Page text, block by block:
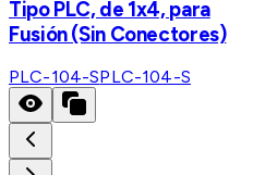
Tipo PLC, de 1x4, para
Fusión (Sin Conectores)
PLC-104-SPLC-104-S